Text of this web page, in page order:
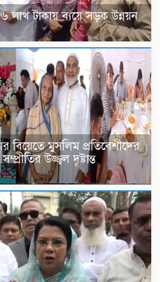
লাখ টাকায় ব্যয়ে সড়ক উন্নয়ন
বিয়েতে মুসলিম প্রতিবেশীদের
উজ্জ্বল দৃষ্টান্ত